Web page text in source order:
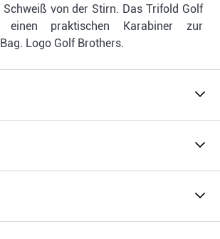
Schweiß von der Stirn. Das Trifold Golf
einen praktischen Karabiner zur
Logo Golf Brothers.